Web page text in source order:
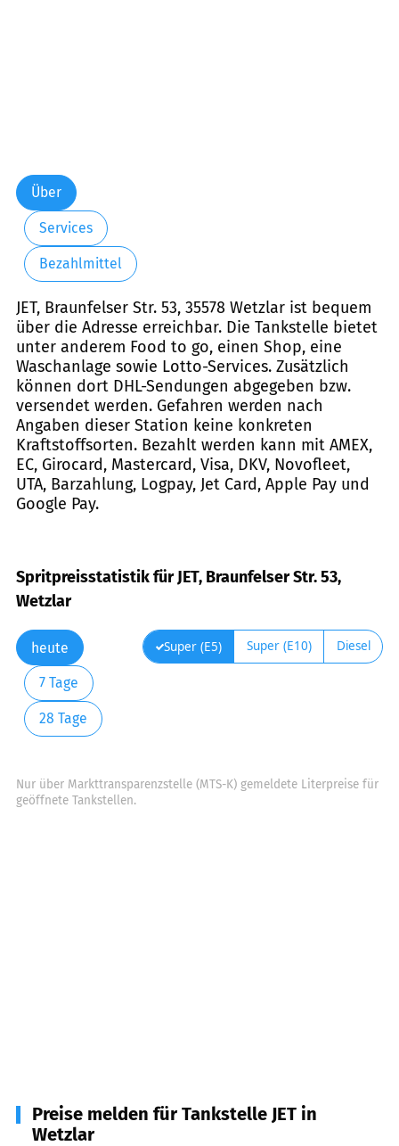
Über
Services
Bezahlmittel
JET, Braunfelser Str. 53, 35578 Wetzlar ist bequem
über die Adresse erreichbar. Die Tankstelle bietet
unter anderem Food to go, einen Shop, eine
Waschanlage sowie Lotto-Services. Zusätzlich
können dort DHL-Sendungen abgegeben bzw.
versendet werden. Gefahren werden nach
Angaben dieser Station keine konkreten
Kraftstoffsorten. Bezahlt werden kann mit AMEX,
EC, Girocard, Mastercard, Visa, DKV, Novofleet,
UTA, Barzahlung, Logpay, Jet Card, Apple Pay und
Google Pay.
Spritpreisstatistik für JET, Braunfelser Str. 53,
Wetzlar
heute
7 Tage
28 Tage
Super (E5) Super (E10) Diesel
Nur über Markttransparenzstelle (MTS-K) gemeldete Literpreise für
geöffnete Tankstellen.
Preise melden für Tankstelle JET in
Wetzlar